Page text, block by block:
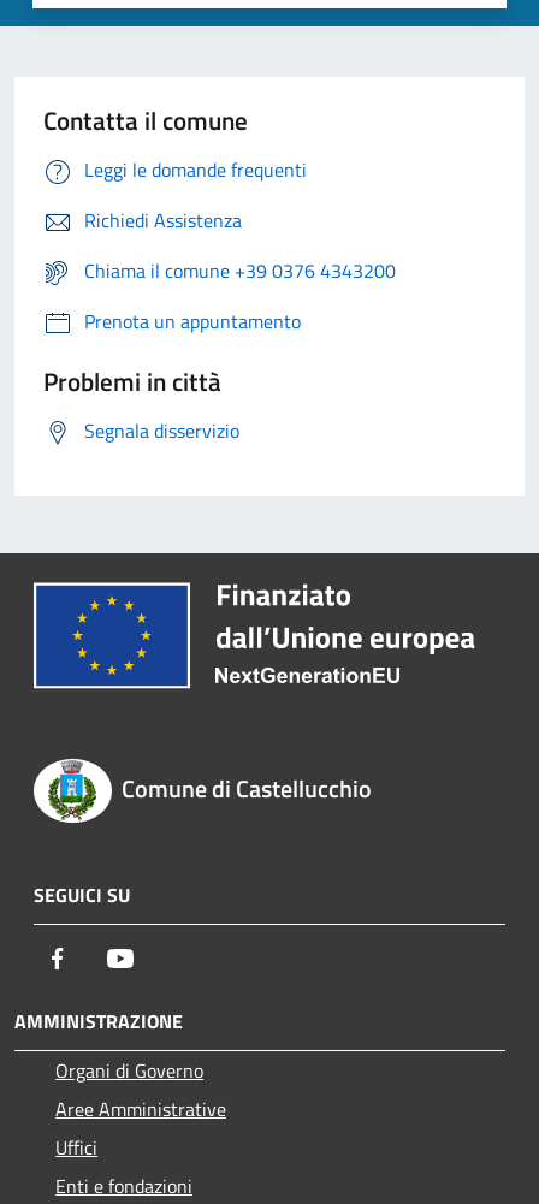
Contatta il comune
Leggi le domande frequenti
Richiedi Assistenza
Chiama il comune +39 0376 4343200
Prenota un appuntamento
Problemi in città
Segnala disservizio
Comune di Castellucchio
SEGUICI SU
Facebook
AMMINISTRAZIONE
Organi di Governo
Aree Amministrative
Uffici
Enti e fondazioni